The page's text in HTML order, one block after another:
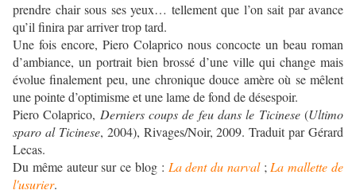
prendre chair sous ses yeux… tellement que l’on sait par avance
qu’il finira par arriver trop tard.
Une fois encore, Piero Colaprico nous concocte un beau roman
d’ambiance, un portrait bien brossé d’une ville qui change mais
évolue finalement peu, une chronique douce amère où se mêlent
une pointe d’optimisme et une lame de fond de désespoir.
Piero Colaprico, Derniers coups de feu dans le Ticinese(Ultimo
sparo al Ticinese, 2004), Rivages/Noir, 2009. Traduit par Gérard
Lecas.
Du même auteur sur ce blog : La dent du narval; La mallette de
l'usurier.